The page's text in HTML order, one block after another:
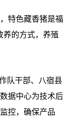
特色藏香猪是福
养的方式，养殖
队干部、八宿县
据中心为技术后
控，确保产品